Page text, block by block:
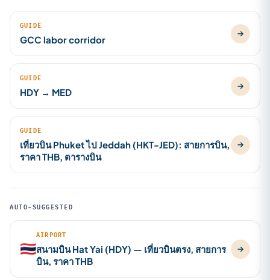
GUIDE
GCC labor corridor
GUIDE
HDY → MED
GUIDE
เที่ยวบิน Phuket ไป Jeddah (HKT-JED): สายการบิน,
ราคา THB, ตารางบิน
AUTO-SUGGESTED
🇹🇭
AIRPORT
สนามบิน Hat Yai (HDY) — เที่ยวบินตรง, สายการ
บิน, ราคา THB